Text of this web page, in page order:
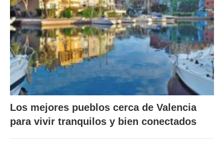
Los mejores pueblos cerca de Valencia
para vivir tranquilos y bien conectados